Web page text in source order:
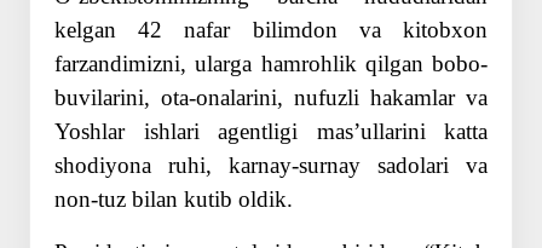
kelgan 42 nafar bilimdon va kitobxon
farzandimizni, ularga hamrohlik qilgan bobo-
buvilarini, ota-onalarini, nufuzli hakamlar va
Yoshlar ishlari agentligi masʼullarini katta
shodiyona ruhi, karnay-surnay sadolari va
non-tuz bilan kutib oldik.